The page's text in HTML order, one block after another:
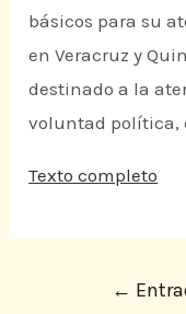
básicos para su
en Veracruz y
destinado a la
voluntad política,
Texto completo
←